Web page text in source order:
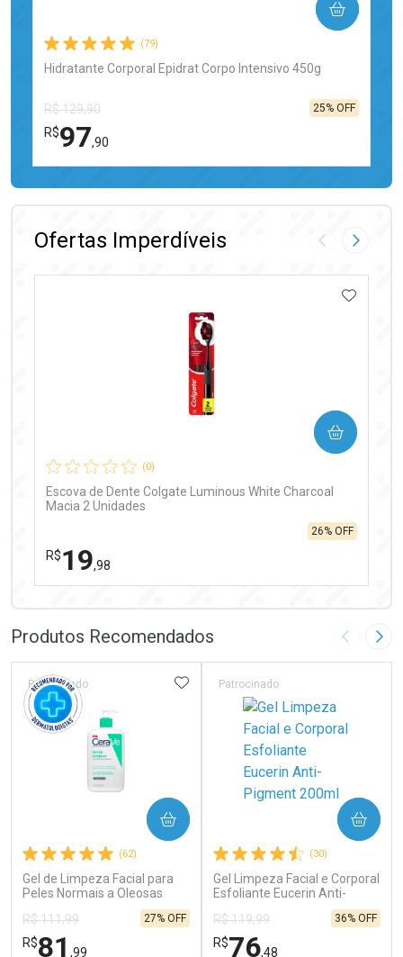
(79)
Hidratante Corporal Epidrat Corpo Intensivo 450g
R$ 129,90
R$97,90
25% OFF
COMPRAR
FECHAR
FECHAR
Ofertas Imperdíveis Imagem
(0)
Escova de Dente Colgate Luminous White Charcoal
Macia 2 Unidades
R$19,98
26% OFF
COMPRAR
Laboratório
Comprar sem Desconto
Por Menos
Comprar sem Desconto
Produtos Recomendados Imagem
(62)
Gel de Limpeza Facial para
Peles Normais a Oleosas
Patrocinado
R$ 111,99
R$81 ,99
27% OFF
ADICIONAR AOS FAVORITOS
COMPRAR
(30)
Gel Limpeza Facial e Corporal
Esfoliante Eucerin Anti-
Patrocinado
R$ 119,99
R$76,48
36% OFF
COMPRAR